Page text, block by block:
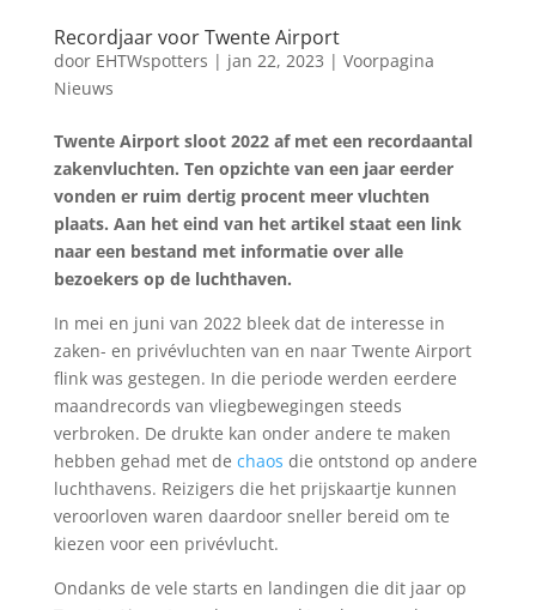
Recordjaar voor Twente Airport
door EHTWspotters | jan 22, 2023 | Voorpagina
Nieuws
Twente Airport sloot 2022 af met een recordaantal
zakenvluchten. Ten opzichte van een jaar eerder
vonden er ruim dertig procent meer vluchten
plaats. Aan het eind van het artikel staat een link
naar een bestand met informatie over alle
bezoekers op de luchthaven.
In mei en juni van 2022 bleek dat de interesse in
zaken- en privévluchten van en naar Twente Airport
flink was gestegen. In die periode werden eerdere
maandrecords van vliegbewegingen steeds
verbroken. De drukte kan onder andere te maken
hebben gehad met de chaos die ontstond op andere
luchthavens. Reizigers die het prijskaartje kunnen
veroorloven waren daardoor sneller bereid om te
kiezen voor een privévlucht.
Ondanks de vele starts en landingen die dit jaar op